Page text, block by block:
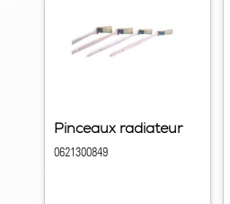
Pinceaux radiateur
0621300849